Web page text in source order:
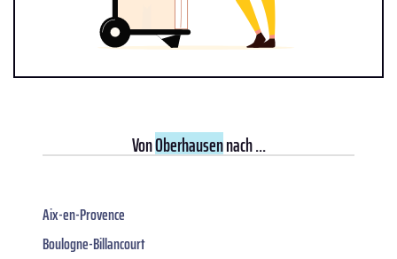
VonOberhausennach ...
Aix-en-Provence
Boulogne-Billancourt